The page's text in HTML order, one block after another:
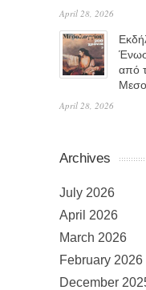
April 28, 2026
από
April 28, 2026
Archives
July 2026
April 2026
March 2026
February 2026
December